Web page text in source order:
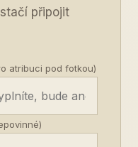
připojit
atribuci pod fotkou)